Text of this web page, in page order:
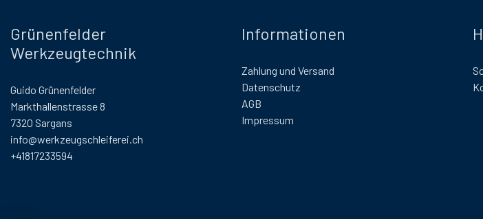
Grünenfelder
Werkzeugtechnik
Guido Grünenfelder
Markthallenstrasse 8
7320 Sargans
info@werkzeugschleiferei.ch
+41817233594
Informationen
Zahlung und Versand
Datenschutz
AGB
Impressum